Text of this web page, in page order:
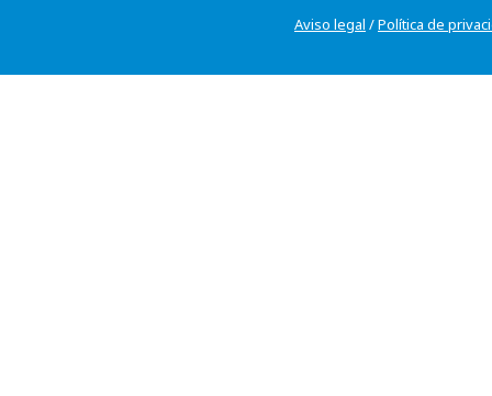
Aviso legal /Política de